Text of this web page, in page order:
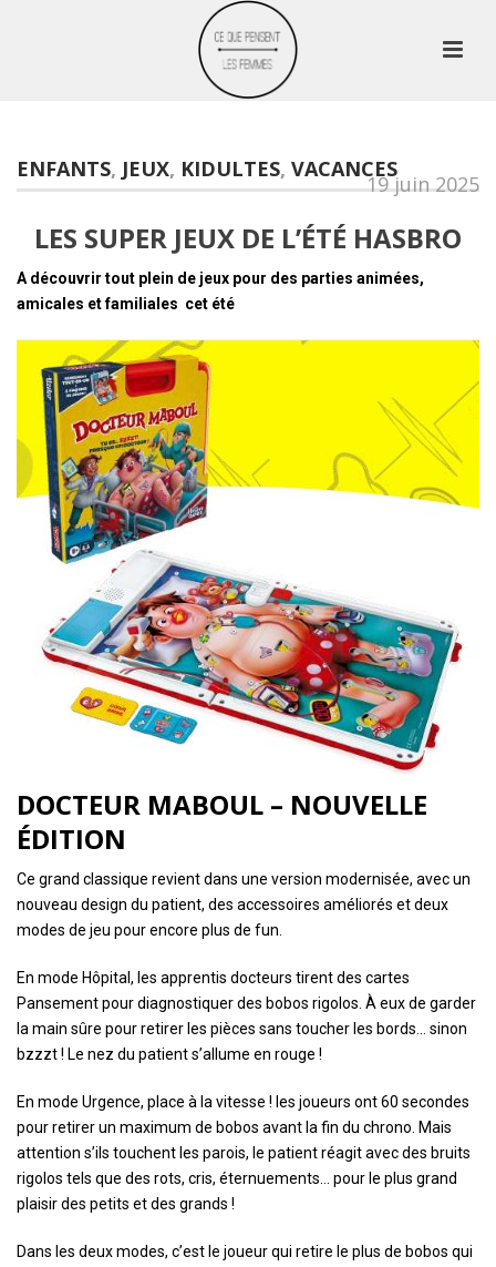
ENFANTS, JEUX, KIDULTES, VACANCES
19 juin 2025
LES SUPER JEUX DE L’ÉTÉ HASBRO
A découvrir tout plein de jeux pour des parties animées,
amicales et familiales cet été
DOCTEUR MABOUL – NOUVELLE
ÉDITION
Ce grand classique revient dans une version modernisée, avec un
nouveau design du patient, des accessoires améliorés et deux
modes de jeu pour encore plus de fun.
En mode Hôpital, les apprentis docteurs tirent des cartes
Pansement pour diagnostiquer des bobos rigolos. À eux de garder
la main sûre pour retirer les pièces sans toucher les bords… sinon
bzzzt ! Le nez du patient s’allume en rouge !
En mode Urgence, place à la vitesse ! les joueurs ont 60 secondes
pour retirer un maximum de bobos avant la fin du chrono. Mais
attention s’ils touchent les parois, le patient réagit avec des bruits
rigolos tels que des rots, cris, éternuements… pour le plus grand
plaisir des petits et des grands !
Dans les deux modes, c’est le joueur qui retire le plus de bobos qui